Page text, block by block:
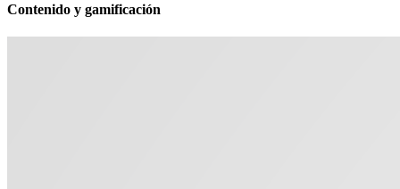
Contenido y gamificación